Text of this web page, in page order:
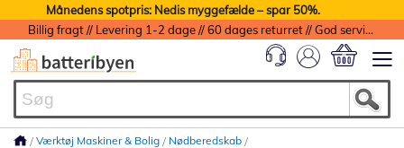
Månedens spotpris: Nedis myggefælde – spar 50%.
Billig fragt // Levering 1-2 dage // 60 dages returret // God service med garanti
Værktøj Maskiner & Bolig
Nødberedskab